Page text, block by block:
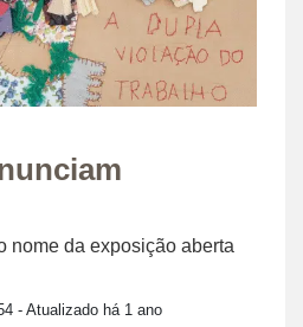
nome da exposição aberta
- Atualizado há 1 ano